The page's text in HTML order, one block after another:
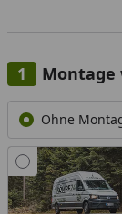
Montage
Ohne